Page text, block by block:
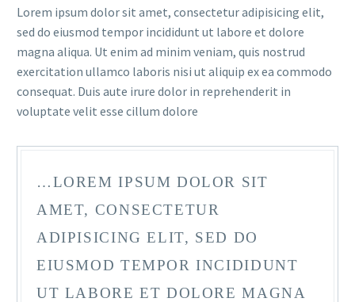
Lorem ipsum dolor sit amet, consectetur adipisicing elit,
sed do eiusmod tempor incididunt ut labore et dolore
magna aliqua. Ut enim ad minim veniam, quis nostrud
exercitation ullamco laboris nisi ut aliquip ex ea commodo
consequat. Duis aute irure dolor in reprehenderit in
voluptate velit esse cillum dolore
…LOREM IPSUM DOLOR SIT
AMET, CONSECTETUR
ADIPISICING ELIT, SED DO
EIUSMOD TEMPOR INCIDIDUNT
UT LABORE ET DOLORE MAGNA